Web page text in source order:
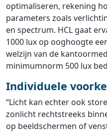
optimaliseren, rekening
parameters zoals
en spectrum. HCL gaat
1000 lux op ooghoogte
welzijn van de
minimumnorm 500 lux
Individuele
“Licht kan echter ook
zonlicht rechtstreeks
op beeldschermen of